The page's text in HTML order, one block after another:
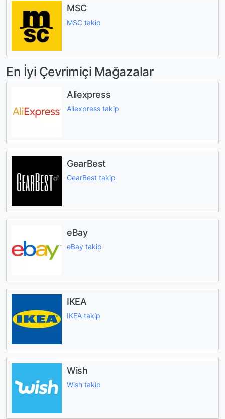
MSC
MSC takip
En İyi Çevrimiçi Mağazalar
Aliexpress
Aliexpress takip
GearBest
GearBest takip
eBay
eBay takip
IKEA
IKEA takip
Wish
Wish takip